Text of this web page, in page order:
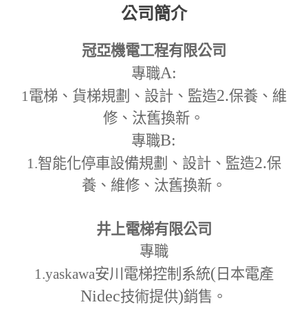
公司簡介
冠亞機電工程有限公司
專職A:
1電梯、貨梯規劃、設計、監造2.保養、維
修、汰舊換新。
專職B:
1.智能化停車設備規劃、設計、監造2.保
養、維修、汰舊換新。
井上電梯有限公司
專職
1.yaskawa安川電梯控制系統( 日本電產
Nidec技術提供)銷售。